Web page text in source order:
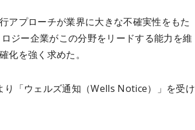
アプローチが業界に大きな不確実性をもた
ジー企業がこの分野をリードする能力を維
化を強く求めた。
り「ウェルズ通知（Wells Notice）」を受け